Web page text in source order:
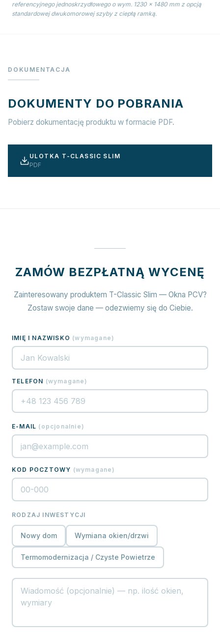
referencyjnego jednoskrzydłowego o wym. 1230 × 1480 mm z opcją
standardowej dwukomorowej szyby z ciepłą ramką.
DOKUMENTACJA
DOKUMENTY DO POBRANIA
Pobierz dokumentację produktu w formacie PDF.
ULOTKA T-CLASSIC SLIM
PDF
ZAMÓW BEZPŁATNĄ WYCENĘ
Zainteresowany produktem T-Classic Slim — Okna PCV?
Zostaw swoje dane — odezwiemy się do Ciebie.
IMIĘ I NAZWISKO (wymagane )
TELEFON (wymagane )
E-MAIL ( opcjonalnie )
KOD POCZTOWY (wymagane )
RODZAJ INWESTYCJI
Nowy dom Wymiana okien/drzwi
Termomodernizacja / Czyste Powietrze